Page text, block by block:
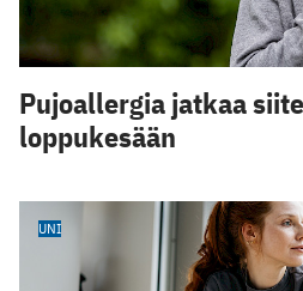
Pujoallergia jatkaa
loppukesään
UNI